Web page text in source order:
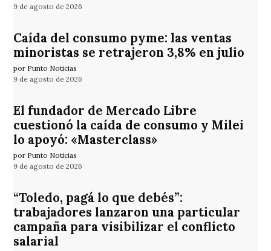
9 de agosto de 2026
Caída del consumo pyme: las ventas
minoristas se retrajeron 3,8% en julio
por Punto Noticias
9 de agosto de 2026
El fundador de Mercado Libre
cuestionó la caída de consumo y Milei
lo apoyó: «Masterclass»
por Punto Noticias
9 de agosto de 2026
“Toledo, pagá lo que debés”:
trabajadores lanzaron una particular
campaña para visibilizar el conflicto
salarial